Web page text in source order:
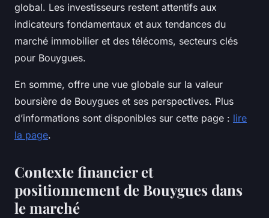
global. Les investisseurs restent attentifs aux
indicateurs fondamentaux et aux tendances du
marché immobilier et des télécoms, secteurs clés
pour Bouygues.
En somme, offre une vue globale sur la valeur
boursière de Bouygues et ses perspectives. Plus
d’informations sont disponibles sur cette page : lire
la page.
Contexte financier et
positionnement de Bouygues dans
le marché